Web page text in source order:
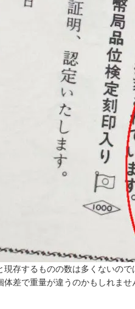
現存するものの数は多くないの
差で重量が違うのかもしれませ